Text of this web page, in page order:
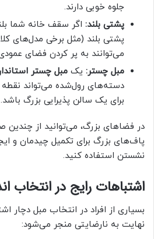
جلوه خوبی دارند.
پشتی بلند: اگر سقف خانه شما
پشتی بلند (مثل برخی مدل‌های
می‌توانند به پر کردن فضای
مبل چستر: یک مبل چستر
دسته‌های رول‌شده می‌تواند
برای یک سالن پذیرایی بزرگ باشد.
در فضاهای بزرگ، می‌توانید از چندین
پاف‌های بزرگ برای تکمیل چیدمان و
نشستن استفاده کنید.
اشتباهات رایج در انتخاب
بسیاری از افراد در انتخاب مبل دچار
نهایت به نارضایتی منجر می‌شود: